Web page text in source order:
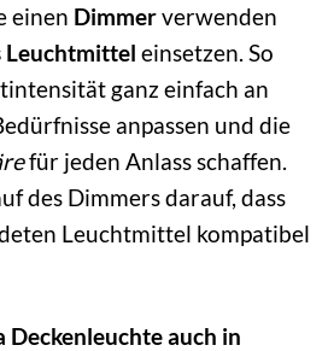
einen Dimmerverwenden
Leuchtmittel einsetzen. So
ganz einfach an
anpassen und die
für jeden Anlass schaffen.
des Dimmers darauf, dass
Leuchtmittel kompatibel
Deckenleuchte auch in